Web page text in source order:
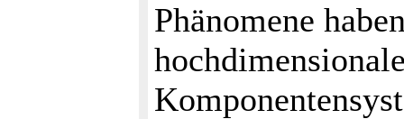
Phänomene